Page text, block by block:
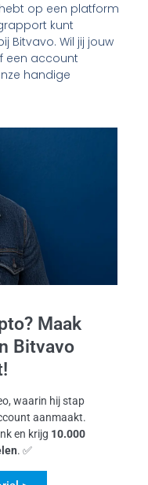
op een platform
kunt
Bitvavo. Wil jij jouw
een account
handige
Maak
Bitvavo
waarin hij stap
aanmaakt.
en krijg 10.000
. ✅